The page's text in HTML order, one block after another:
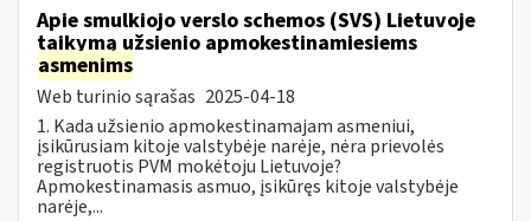
Apie smulkiojo verslo schemos (SVS) Lietuvoje
taikymą užsienio apmokestinamiesiems
asmenims
Web turinio sąrašas 2025-04-18
1. Kada užsienio apmokestinamajam asmeniui,
įsikūrusiam kitoje valstybėje narėje, nėra prievolės
registruotis PVM mokėtoju Lietuvoje?
Apmokestinamasis asmuo, įsikūręs kitoje valstybėje
narėje,...